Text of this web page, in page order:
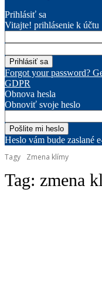
Prihlásiť sa
Vitajte! prihlásenie k účtu
Forgot your password?
GDPR
Obnova hesla
Obnoviť svoje heslo
Heslo vám bude zaslané
Tagy
Zmena klímy
Tag: zmena